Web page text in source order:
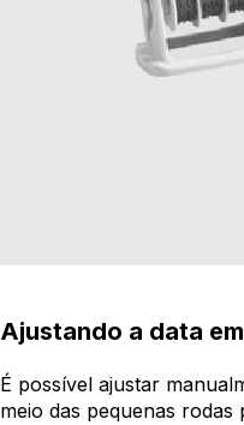
Ajustando a data
É possível ajustar
meio das pequenas